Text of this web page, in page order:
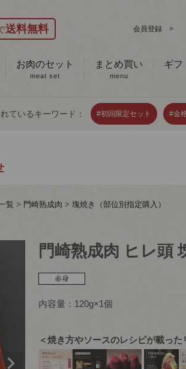
送料無料 会員登録 >
お肉のセット
meat set
まとめ買い
menu
ギフ
ているキーワード： #初回限定セット #金
覧 門崎熟成肉
塊焼き（部位別指定購入）
門崎熟成肉 ヒレ頭
内容量：120g×1個
＜焼き方やソースのレシピが載った